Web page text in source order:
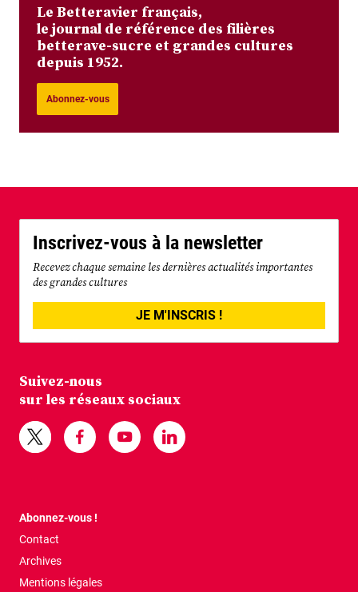
Le Betteravier français,
le journal de référence des filières
betterave-sucre et grandes cultures
depuis 1952.
Abonnez-vous
Inscrivez-vous à la newsletter
Recevez chaque semaine les dernières actualités importantes
des grandes cultures
JE M'INSCRIS !
Suivez-nous
sur les réseaux sociaux
Abonnez-vous !
Contact
Archives
Mentions légales